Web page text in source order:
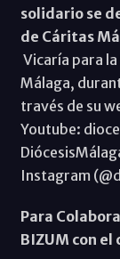
solidario se
de Cáritas
Vicaría para la
Málaga,
través de su
Youtube:
Instagram
Para
BIZUM con